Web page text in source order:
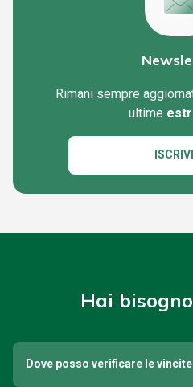
Rimani sempre
ultime
Hai
Dove posso verificare le